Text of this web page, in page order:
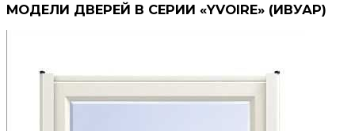
МОДЕЛИ ДВЕРЕЙ В СЕРИИ «YVOIRE» (ИВУАР)